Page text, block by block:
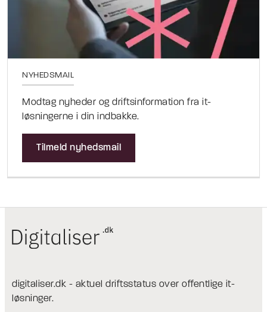
NYHEDSMAIL
Modtag nyheder og driftsinformation fra it-
løsningerne i din indbakke.
Tilmeld nyhedsmail
digitaliser.dk - aktuel driftsstatus over offentlige it-
løsninger.